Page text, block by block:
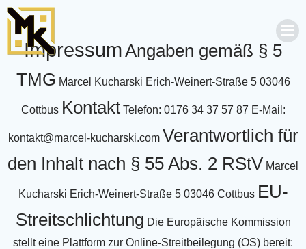
springen
ImpressumAngaben gemäß § 5
TMG Marcel Kucharski Erich-Weinert-Straße 5 03046
Cottbus Kontakt Telefon: 0176 34 37 57 87 E-Mail:
kontakt@marcel-kucharski.com Verantwortlich für
den Inhalt nach § 55 Abs. 2 RStV Marcel
Kucharski Erich-Weinert-Straße 5 03046 Cottbus EU-
Streitschlichtung Die Europäische Kommission
stellt eine Plattform zur Online-Streitbeilegung (OS) bereit: